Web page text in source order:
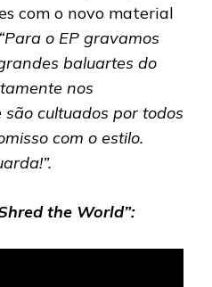
com o novo material
“Para o EP gravamos
baluartes do
nos
cultuados por todos
com o estilo.
the World”: